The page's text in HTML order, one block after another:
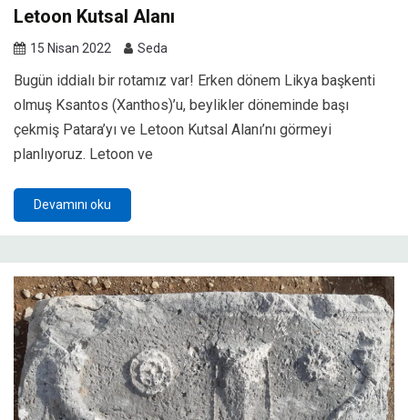
Letoon Kutsal Alanı
15 Nisan 2022 Seda
Bugün iddialı bir rotamız var! Erken dönem Likya başkenti
olmuş Ksantos (Xanthos)’u, beylikler döneminde başı
çekmiş Patara’yı ve Letoon Kutsal Alanı’nı görmeyi
planlıyoruz. Letoon ve
Devamını oku